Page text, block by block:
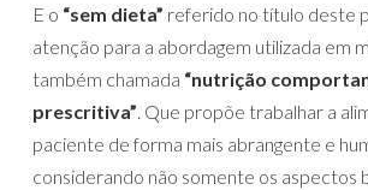
E o “sem dieta” referido no título deste
atenção para a abordagem utilizada em
também chamada “nutrição
prescritiva” . Que propõe trabalhar a
paciente de forma mais abrangente e
considerando não somente os aspectos